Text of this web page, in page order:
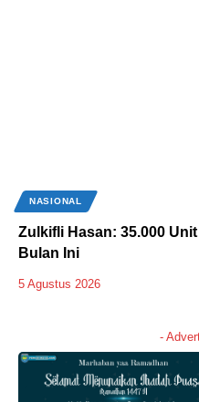
NASIONAL
Zulkifli Hasan: 35.000
Bulan Ini
5 Agustus 2026
-